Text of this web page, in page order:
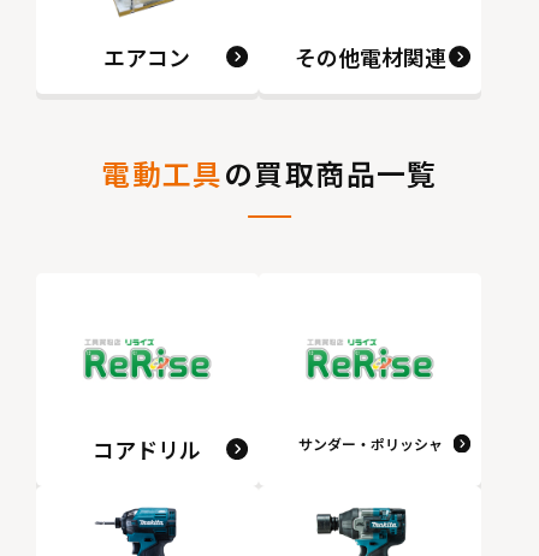
エアコン その他電材関連
電動工具の買取商品一覧
コアドリル サンダー・ポリッシャ